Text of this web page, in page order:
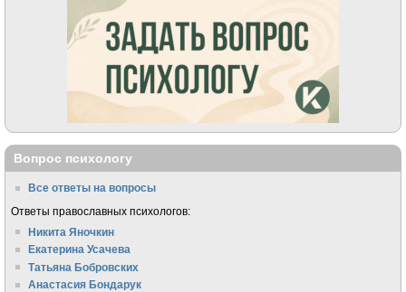
Вопрос психологу
Все ответы на вопросы
Ответы православных психологов:
Никита Яночкин
Екатерина Усачева
Татьяна Бобровских
Анастасия Бондарук